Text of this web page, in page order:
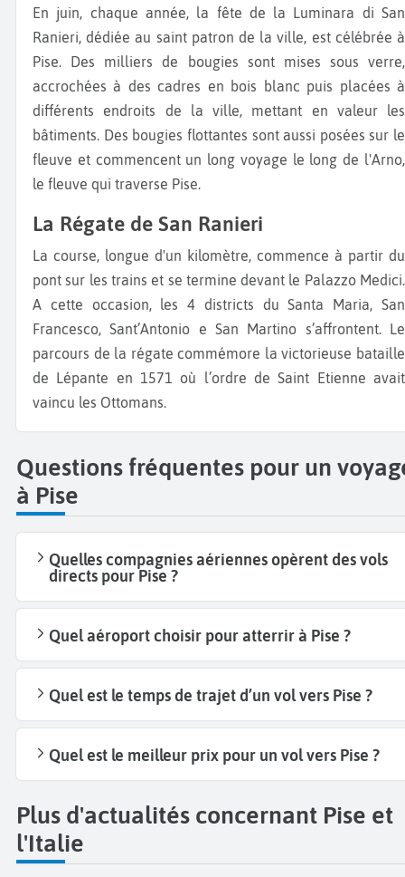
En juin, chaque année, la fête de la Luminara di San
Ranieri, dédiée au saint patron de la ville, est célébrée à
Pise. Des milliers de bougies sont mises sous verre,
accrochées à des cadres en bois blanc puis placées à
différents endroits de la ville, mettant en valeur les
bâtiments. Des bougies flottantes sont aussi posées sur le
fleuve et commencent un long voyage le long de l'Arno,
le fleuve qui traverse Pise.
La Régate de San Ranieri
La course, longue d'un kilomètre, commence à partir du
pont sur les trains et se termine devant le Palazzo Medici.
A cette occasion, les 4 districts du Santa Maria, San
Francesco, Sant’Antonio e San Martino s’affrontent. Le
parcours de la régate commémore la victorieuse bataille
de Lépante en 1571 où l’ordre de Saint Etienne avait
vaincu les Ottomans.
Questions fréquentes pour un
à Pise
Quelles compagnies aériennes opèrent des vols
directs pour Pise ?
Quel aéroport choisir pour atterrir à Pise ?
Quel est le temps de trajet d’un vol vers Pise ?
Quel est le meilleur prix pour un vol vers Pise ?
Plus d'actualités concernant Pise et
l'Italie